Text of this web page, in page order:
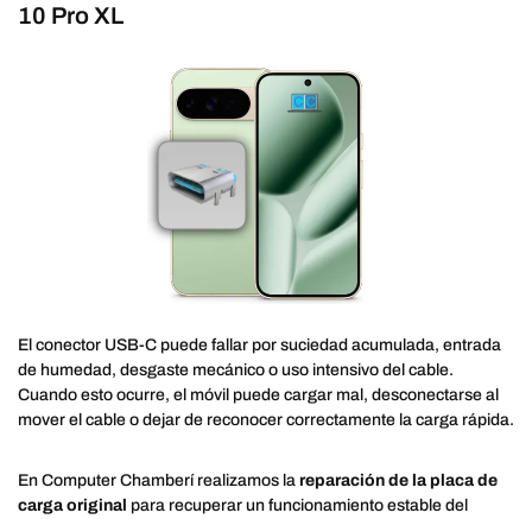
10 Pro XL
El conector USB-C puede fallar por suciedad acumulada, entrada
de humedad, desgaste mecánico o uso intensivo del cable.
Cuando esto ocurre, el móvil puede cargar mal, desconectarse al
mover el cable o dejar de reconocer correctamente la carga rápida.
En Computer Chamberí realizamos la reparación de la placa de
carga original para recuperar un funcionamiento estable del